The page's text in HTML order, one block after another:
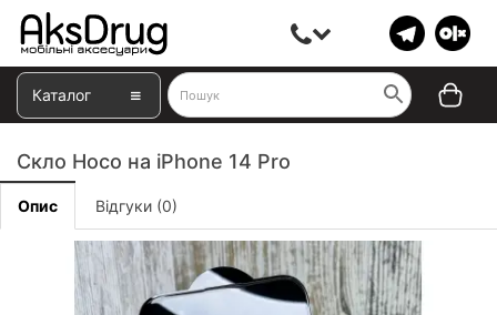
Каталог
Скло Hoco на iPhone 14 Pro
Опис Відгуки (0)